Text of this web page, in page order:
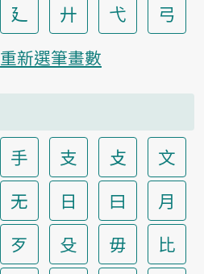
廴 廾 弋
弓
重新選筆畫數
手 支 攴
文
无 日 曰
月
歹 殳 毋
比